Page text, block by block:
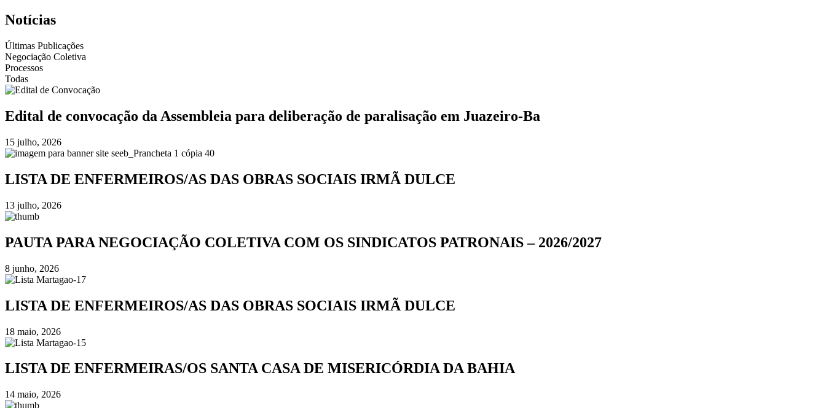
Notícias
Últimas Publicações
Negociação Coletiva
Processos
Todas
Edital de convocação da Assembleia para deliberação de paralisação em Juazeiro-Ba
15 julho, 2026
LISTA DE ENFERMEIROS/AS DAS OBRAS SOCIAIS IRMÃ DULCE
13 julho, 2026
PAUTA PARA NEGOCIAÇÃO COLETIVA COM OS SINDICATOS PATRONAIS – 2026/2027
8 junho, 2026
LISTA DE ENFERMEIROS/AS DAS OBRAS SOCIAIS IRMÃ DULCE
18 maio, 2026
LISTA DE ENFERMEIRAS/OS SANTA CASA DE MISERICÓRDIA DA BAHIA
14 maio, 2026